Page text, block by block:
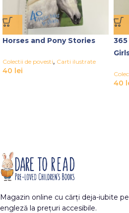
Horses and Pony Stories
Colectii de povesti, Carti ilustrate
40 lei
40
Magazin online cu cărți deja-iubite
engleză la prețuri accesibile.